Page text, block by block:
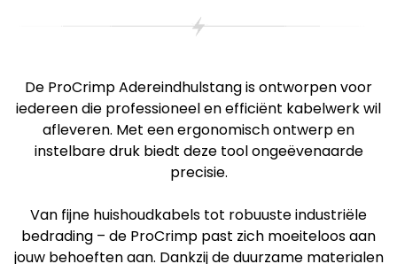
De ProCrimp Adereindhulstang is ontworpen voor
iedereen die professioneel en efficiënt kabelwerk wil
afleveren. Met een ergonomisch ontwerp en
instelbare druk biedt deze tool ongeëvenaarde
precisie.
Van fijne huishoudkabels tot robuuste industriële
bedrading – de ProCrimp past zich moeiteloos aan
jouw behoeften aan. Dankzij de duurzame materialen